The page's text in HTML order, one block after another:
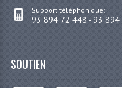
Support téléphonique:
93 894 72 448 - 93 894
SOUTIEN